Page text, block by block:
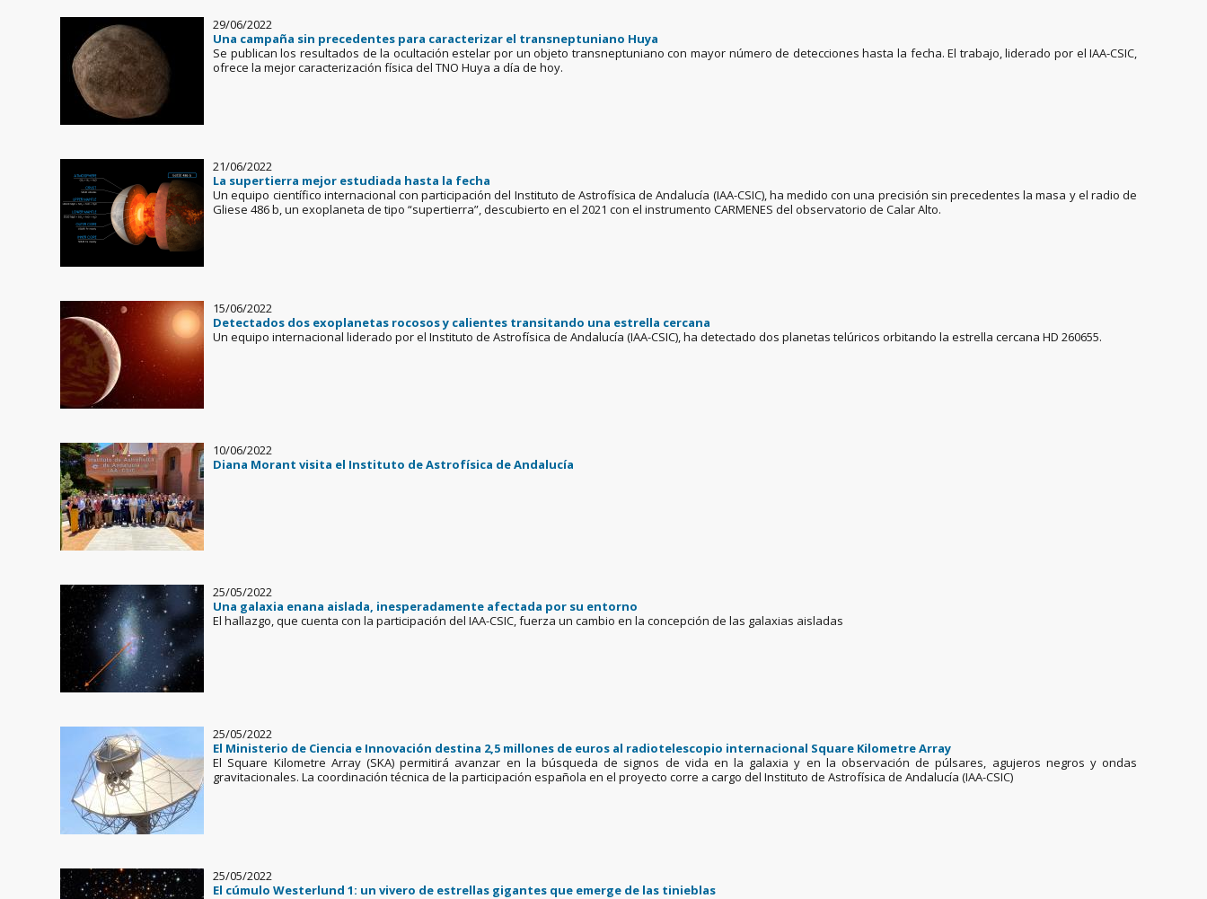
29/06/2022
Una campaña sin precedentes para caracterizar el transneptuniano Huya
Se publican los resultados de la ocultación estelar por un objeto transneptuniano con mayor número de detecciones hasta la fecha. El trabajo, liderado por el IAA-CSIC,
ofrece la mejor caracterización física del TNO Huya a día de hoy.
21/06/2022
La supertierra mejor estudiada hasta la fecha
Un equipo científico internacional con participación del Instituto de Astrofísica de Andalucía (IAA-CSIC), ha medido con una precisión sin precedentes la masa y el radio de
Gliese 486 b, un exoplaneta de tipo “supertierra”, descubierto en el 2021 con el instrumento CARMENES del observatorio de Calar Alto.
15/06/2022
Detectados dos exoplanetas rocosos y calientes transitando una estrella cercana
Un equipo internacional liderado por el Instituto de Astrofísica de Andalucía (IAA-CSIC), ha detectado dos planetas telúricos orbitando la estrella cercana HD 260655.
10/06/2022
Diana Morant visita el Instituto de Astrofísica de Andalucía
25/05/2022
Una galaxia enana aislada, inesperadamente afectada por su entorno
El hallazgo, que cuenta con la participación del IAA-CSIC, fuerza un cambio en la concepción de las galaxias aisladas
25/05/2022
El Ministerio de Ciencia e Innovación destina 2,5 millones de euros al radiotelescopio internacional Square Kilometre Array
El Square Kilometre Array (SKA) permitirá avanzar en la búsqueda de signos de vida en la galaxia y en la observación de púlsares, agujeros negros y ondas
gravitacionales. La coordinación técnica de la participación española en el proyecto corre a cargo del Instituto de Astrofísica de Andalucía (IAA-CSIC)
25/05/2022
El cúmulo Westerlund 1: un vivero de estrellas gigantes que emerge de las tinieblas